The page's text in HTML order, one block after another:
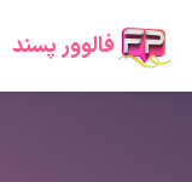
فالوور پسند